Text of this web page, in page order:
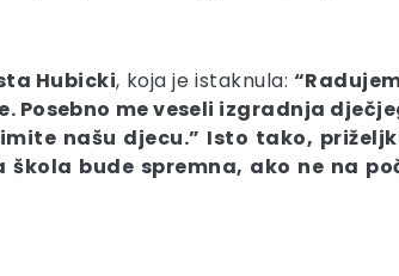
Hubicki, koja je istaknula:
me veseli izgradnja
našu djecu.” Isto tako,
bude spremna, ako ne na